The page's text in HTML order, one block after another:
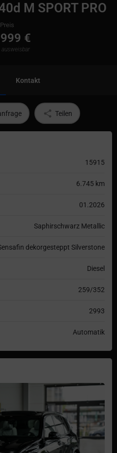
M SPORT PRO
Preis
€
ausweisbar
Kontakt
Teilen
15915
6.745 km
01.2026
Saphirschwarz Metallic
dekorgesteppt Silverstone
Diesel
259/352
2993
Automatik